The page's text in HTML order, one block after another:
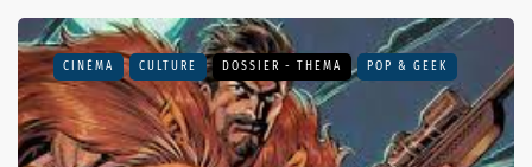
CINÉMA CULTURE DOSSIER - THEMA POP & GEEK